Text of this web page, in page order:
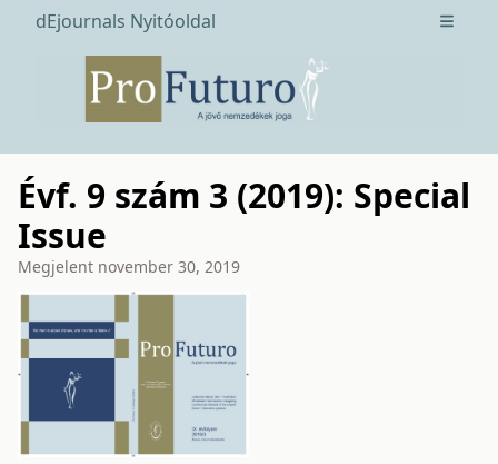
dEjournals Nyitóoldal Open
Évf. 9 szám 3 (2019): Special
Issue
Megjelent november 30, 2019